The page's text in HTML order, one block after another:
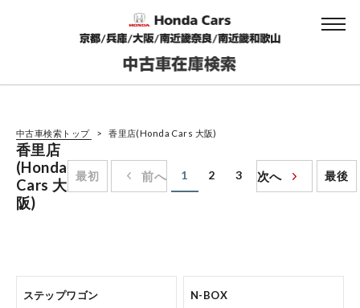
中古車検索トップ 香里店(Honda Cars 大阪)
香里店
(Honda
Cars 大
阪)
最初 前へ 1 2 3 次へ 最後
ステップワゴン N-BOX